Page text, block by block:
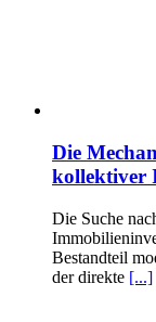
Die
kollektiver
Die Suche
Bestandteil
der direkte [...]